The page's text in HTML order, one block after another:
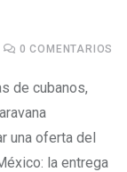
0 COMENTARIOS
de cubanos,
una oferta del
la entrega